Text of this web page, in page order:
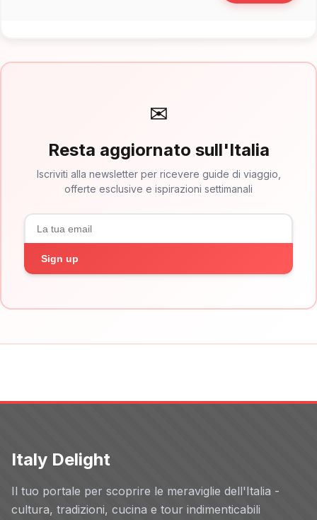
✉
Resta aggiornato sull'Italia
Iscriviti alla newsletter per ricevere guide di viaggio,
offerte esclusive e ispirazioni settimanali
Sign up
Italy Delight
Il tuo portale per scoprire le meraviglie dell'Italia -
cultura, tradizioni, cucina e tour indimenticabili